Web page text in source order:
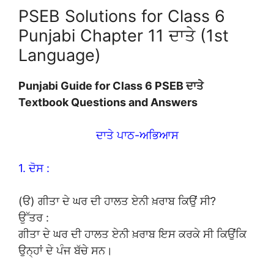
PSEB Solutions for Class 6
Punjabi Chapter 11 ਦਾਤੇ (1st
Language)
Punjabi Guide for Class 6 PSEB ਦਾਤੇ
Textbook Questions and Answers
ਦਾਤੇ ਪਾਠ-ਅਭਿਆਸ
1. ਦੋਸ :
(ੳ) ਗੀਤਾ ਦੇ ਘਰ ਦੀ ਹਾਲਤ ਏਨੀ ਖ਼ਰਾਬ ਕਿਉਂ ਸੀ?
ਉੱਤਰ :
ਗੀਤਾ ਦੇ ਘਰ ਦੀ ਹਾਲਤ ਏਨੀ ਖ਼ਰਾਬ ਇਸ ਕਰਕੇ ਸੀ ਕਿਉਂਕਿ
ਉਨ੍ਹਾਂ ਦੇ ਪੰਜ ਬੱਚੇ ਸਨ।